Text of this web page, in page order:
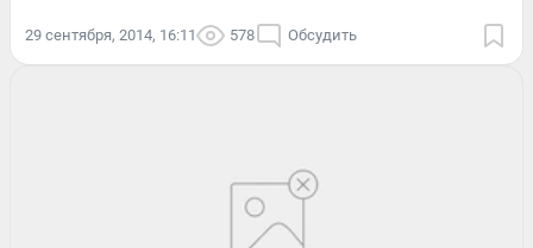
29 сентября, 2014, 16:11 578 Обсудить